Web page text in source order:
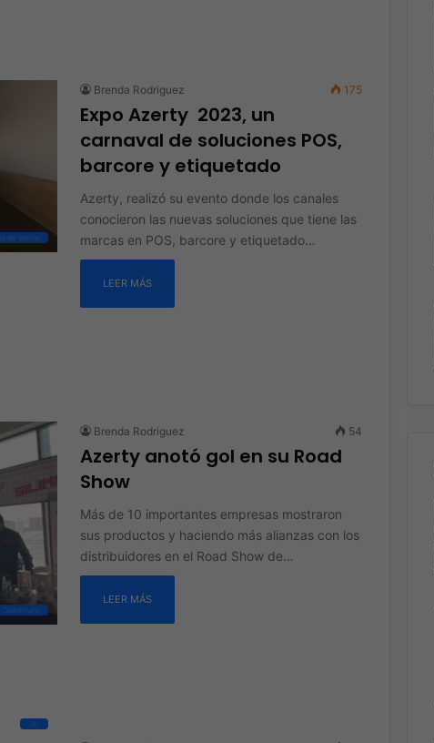
de Venta
Brenda Rodriguez 175
Expo Azerty 2023, un
carnaval de soluciones POS,
barcore y etiquetado
Azerty, realizó su evento donde los canales
conocieron las nuevas soluciones que tiene las
marcas en POS, barcore y etiquetado…
LEER MÁS
Cobertura
Brenda Rodriguez 54
Azerty anotó gol en su Road
Show
Más de 10 importantes empresas mostraron
sus productos y haciendo más alianzas con los
distribuidores en el Road Show de…
LEER MÁS
All